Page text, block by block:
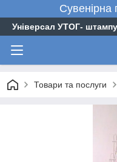
Сувенірна
Універсал УТОГ-
Товари та послуги